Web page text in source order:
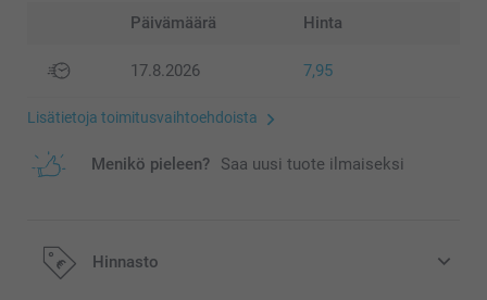
Päivämäärä Hinta
17.8.2026 7,95
Lisätietoja toimitusvaihtoehdoista
Menikö pieleen? Saa uusi tuote ilmaiseksi
Hinnasto